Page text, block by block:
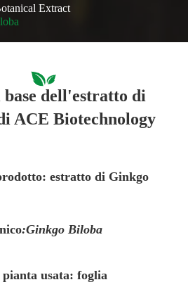
Extract
dell'estratto di
ACE Biotechnology
estratto di Ginkgo
:Ginkgo Biloba
usata: foglia